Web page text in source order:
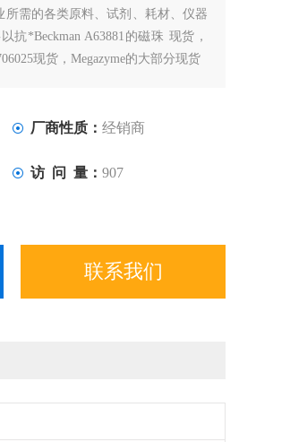
需的各类原料、试剂、耗材、仪器
*Beckman A63881的磁珠 现货，
现货，Megazyme的大部分现货
厂商性质： 经销商
访 问 量： 907
联系我们